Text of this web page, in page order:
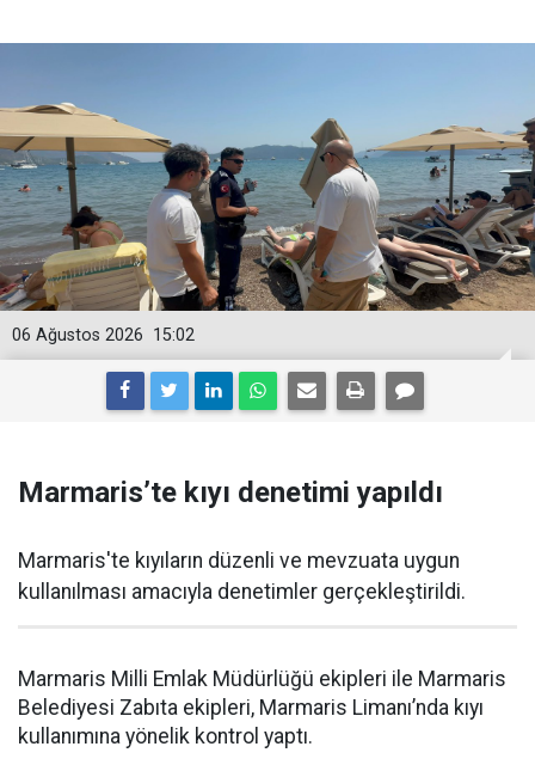
15:02
06 Ağustos 2026
Marmaris’te kıyı denetimi yapıldı
Marmaris'te kıyıların düzenli ve mevzuata uygun
kullanılması amacıyla denetimler gerçekleştirildi.
Marmaris Milli Emlak Müdürlüğü ekipleri ile Marmaris
Belediyesi Zabıta ekipleri, Marmaris Limanı’nda kıyı
kullanımına yönelik kontrol yaptı.